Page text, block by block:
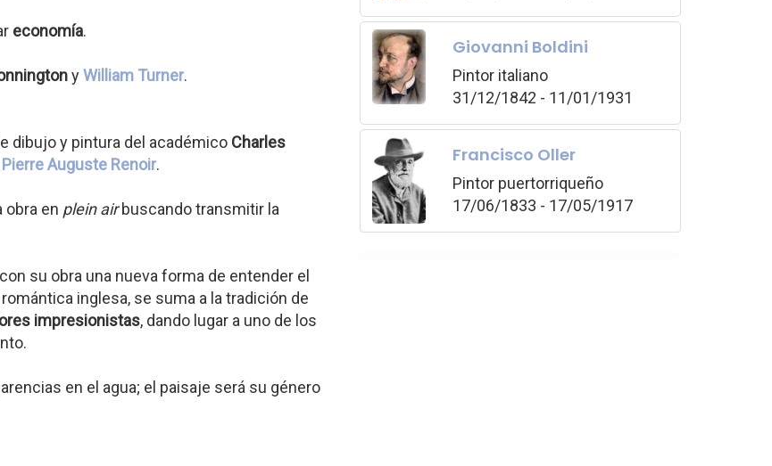
economía.
yWilliam Turner.
dibujo y pintura del académico Charles
Pierre Auguste Renoir.
obra en plein airbuscando transmitir la
su obra una nueva forma de entender el
inglesa, se suma a la tradición de
impresionistas, dando lugar a uno de los
en el agua; el paisaje será su género
Giovanni Boldini
Pintor italiano
31/12/1842 - 11/01/1931
Francisco Oller
Pintor puertorriqueño
17/06/1833 - 17/05/1917